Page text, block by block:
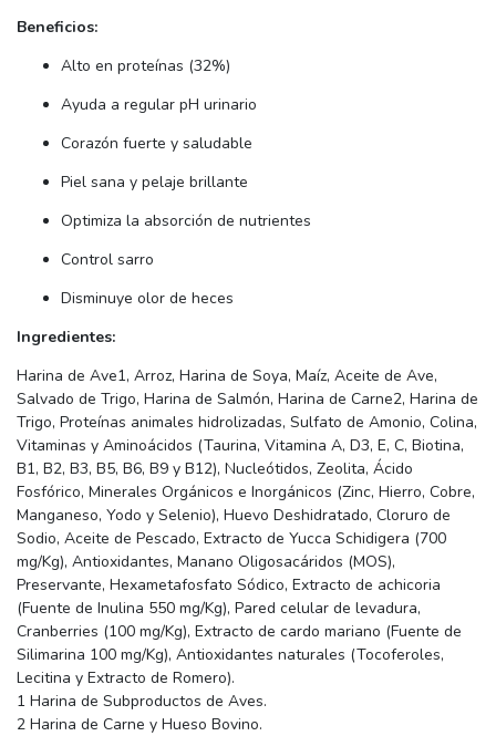
Beneficios:
Alto en proteínas (32%)
Ayuda a regular pH urinario
Corazón fuerte y saludable
Piel sana y pelaje brillante
Optimiza la absorción de nutrientes
Control sarro
Disminuye olor de heces
Ingredientes:
Harina de Ave1, Arroz, Harina de Soya, Maíz, Aceite de Ave,
Salvado de Trigo, Harina de Salmón, Harina de Carne2, Harina de
Trigo, Proteínas animales hidrolizadas, Sulfato de Amonio, Colina,
Vitaminas y Aminoácidos (Taurina, Vitamina A, D3, E, C, Biotina,
B1, B2, B3, B5, B6, B9 y B12), Nucleótidos, Zeolita, Ácido
Fosfórico, Minerales Orgánicos e Inorgánicos (Zinc, Hierro, Cobre,
Manganeso, Yodo y Selenio), Huevo Deshidratado, Cloruro de
Sodio, Aceite de Pescado, Extracto de Yucca Schidigera (700
mg/Kg), Antioxidantes, Manano Oligosacáridos (MOS),
Preservante, Hexametafosfato Sódico, Extracto de achicoria
(Fuente de Inulina 550 mg/Kg), Pared celular de levadura,
Cranberries (100 mg/Kg), Extracto de cardo mariano (Fuente de
Silimarina 100 mg/Kg), Antioxidantes naturales (Tocoferoles,
Lecitina y Extracto de Romero).
1 Harina de Subproductos de Aves.
2 Harina de Carne y Hueso Bovino.